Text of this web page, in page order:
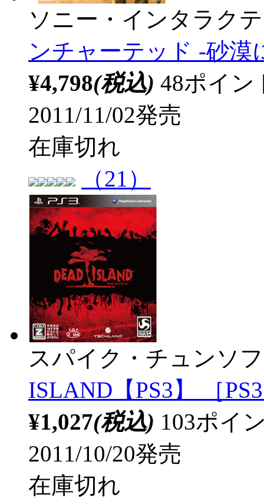
ソニー・インタラク
ンチャーテッド -砂漠
¥4,798(税込) 48ポイ
2011/11/02発売
在庫切れ
（21）
スパイク・チュンソ
ISLAND【PS3】 ［
¥1,027(税込) 103ポイ
2011/10/20発売
在庫切れ